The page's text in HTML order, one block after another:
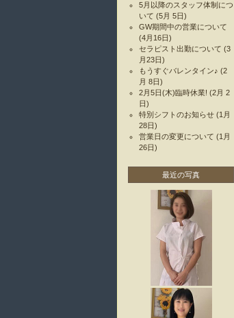
5月以降のスタッフ体制につ
いて (5月 5日)
GW期間中の営業について
(4月16日)
セラピスト出勤について (3
月23日)
もうすぐバレンタイン♪ (2
月 8日)
2月5日(木)臨時休業! (2月 2
日)
特別シフトのお知らせ (1月
28日)
営業日の変更について (1月
26日)
最近の写真